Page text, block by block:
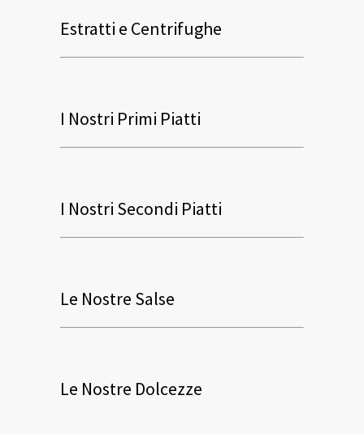
Estratti e Centrifughe
I Nostri Primi Piatti
I Nostri Secondi Piatti
Le Nostre Salse
Le Nostre Dolcezze